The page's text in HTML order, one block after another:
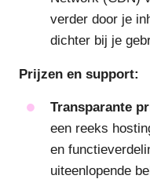
verder door je
dichter bij je
Prijzen en support:
Transparante
een reeks
en
uiteenlopende